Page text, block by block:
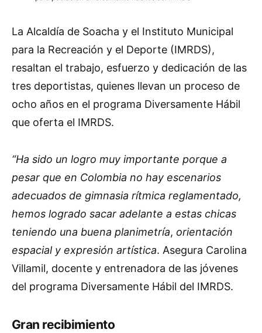
La Alcaldía de Soacha y el Instituto Municipal
para la Recreación y el Deporte (IMRDS),
resaltan el trabajo, esfuerzo y dedicación de las
tres deportistas, quienes llevan un proceso de
ocho años en el programa Diversamente Hábil
que oferta el IMRDS.
“Ha sido un logro muy importante porque a
pesar que en Colombia no hay escenarios
adecuados de gimnasia rítmica reglamentado,
hemos logrado sacar adelante a estas chicas
teniendo una buena planimetría, orientación
espacial y expresión artística. Asegura Carolina
Villamil, docente y entrenadora de las jóvenes
del programa Diversamente Hábil del IMRDS.
Gran recibimiento